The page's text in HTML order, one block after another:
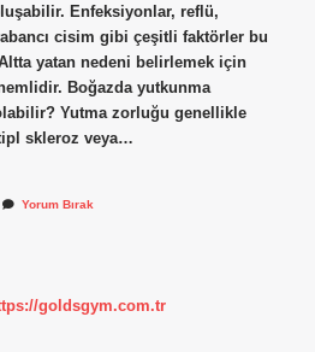
Enfeksiyonlar, reflü,
cisim gibi çeşitli faktörler bu
yatan nedeni belirlemek için
Boğazda yutkunma
Yutma zorluğu genellikle
skleroz veya…
Yorum Bırak
goldsgym.com.tr